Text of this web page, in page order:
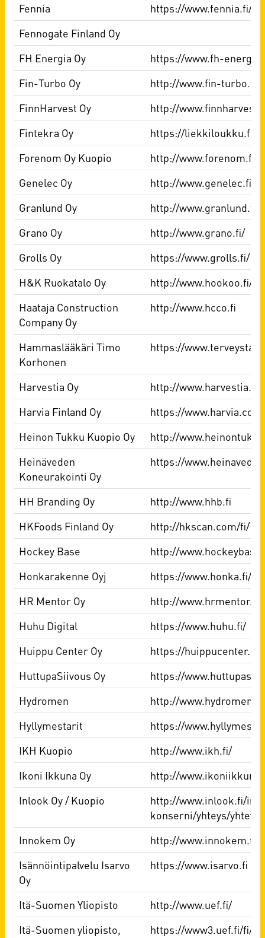
Fennia
https://www.fennia.fi/
Fennogate Finland Oy
FH Energia Oy
https://www.fh-
Fin-Turbo Oy
http://www.fin-turbo.fi
FinnHarvest Oy
http://
Fintekra Oy
https://liekkiloukku.fi/
Forenom Oy Kuopio
http://www.forenom.fi/
Genelec Oy
http://www.genelec.fi/
Granlund Oy
http://www.granlund.fi
Grano Oy
http://www.grano.fi/
Grolls Oy
https://www.grolls.fi/
H&K Ruokatalo Oy
http://www.hookoo.fi/
Haataja Construction
Company Oy
http://www.hcco.fi
Hammaslääkäri Timo
Korhonen
https://
Harvestia Oy
http://www.harvestia.fi
Harvia Finland Oy
https://
Heinon Tukku Kuopio Oy
http://
Heinäveden
Koneurakointi Oy
https://
HH Branding Oy
http://www.hhb.fi
HKFoods Finland Oy
http://hkscan.com/fi/
Hockey Base
http://
Honkarakenne Oyj
https://www.honka.fi/fi/
HR Mentor Oy
http://www.hrmentor.fi
Huhu Digital
https://www.huhu.fi/
Huippu Center Oy
https://huippucenter.fi/
HuttupaSiivous Oy
https://
Hydromen
http://www.hydromen.fi
Hyllymestarit
https://
IKH Kuopio
http://www.ikh.fi/
Ikoni Ikkuna Oy
http://
Inlook Oy / Kuopio
http://www.inlook.fi/
konserni/yhteys/
Innokem Oy
http://www.innokem.fi
Isännöintipalvelu Isarvo
Oy
https://www.isarvo.fi
Itä-Suomen Yliopisto
http://www.uef.fi/
Itä-Suomen yliopisto,
https://www3.uef.fi/fi/